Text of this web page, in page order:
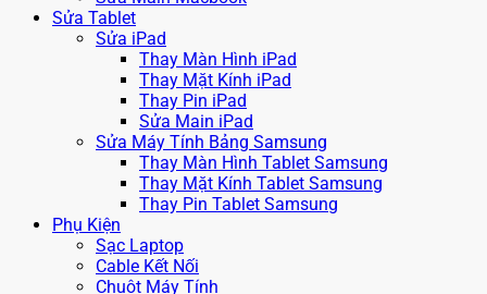
Sửa Tablet
Sửa iPad
Thay Màn Hình iPad
Thay Mặt Kính iPad
Thay Pin iPad
Sửa Main iPad
Sửa Máy Tính Bảng Samsung
Thay Màn Hình Tablet Samsung
Thay Mặt Kính Tablet Samsung
Thay Pin Tablet Samsung
Phụ Kiện
Sạc Laptop
Cable Kết Nối
Chuột Máy Tính